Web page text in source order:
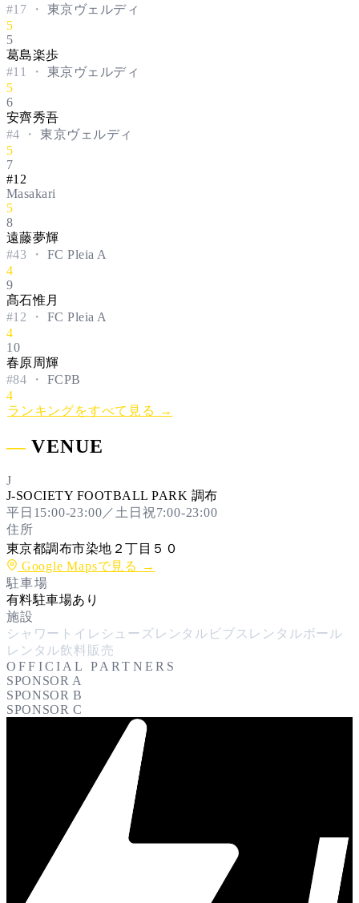
#17 ・ 東京ヴェルディ
5
5
葛島楽歩
#11 ・ 東京ヴェルディ
5
6
安齊秀吾
#4 ・東京ヴェルディ
5
7
#12
Masakari
5
8
遠藤夢輝
#43 ・ FC Pleia A
4
9
髙石惟月
#12 ・ FC Pleia A
4
10
春原周輝
#84 ・ FCPB
4
ランキングをすべて見る →
― VENUE
J
J-SOCIETY FOOTBALL PARK 調布
平日15:00-23:00／土日祝7:00-23:00
住所
東京都調布市染地２丁目５０
Google Mapsで見る →
駐車場
有料駐車場あり
施設
シャワー トイレ シューズレンタル ビブスレンタルボール
レンタル飲料販売
OFFICIAL PARTNERS
SPONSOR A
SPONSOR B
SPONSOR C